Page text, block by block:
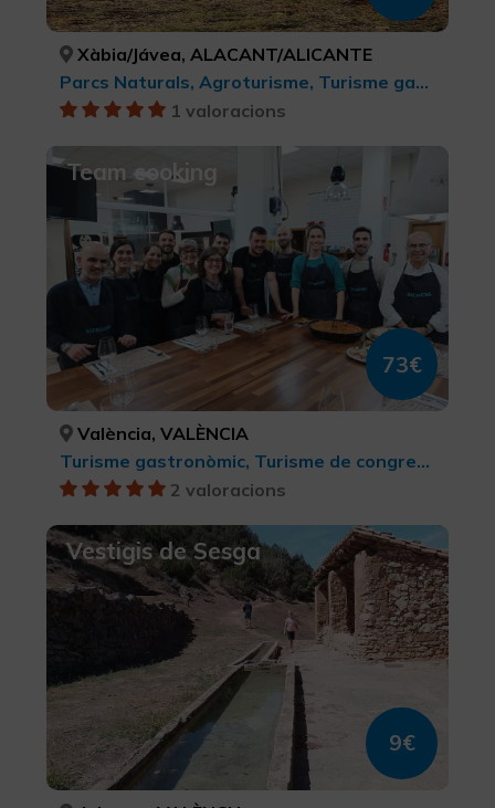
Xàbia/Jávea, ALACANT/ALICANTE
Parcs Naturals, Agroturisme, Turisme gastronòmic, Experiències Gastronòmiques l'Exquisit Mediterrani
1 valoracions
Team cooking
73€
València, VALÈNCIA
Turisme gastronòmic, Turisme de congressos
2 valoracions
Vestigis de Sesga
9€